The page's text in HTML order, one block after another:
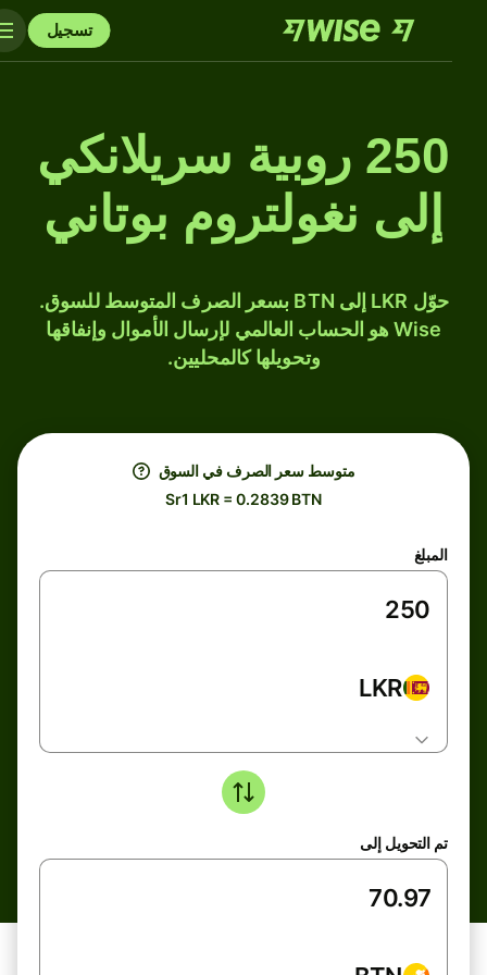
تسجيل
250 روبية سريلانكي
إلى نغولتروم بوتاني
حوّل LKR إلى BTN بسعر الصرف المتوسط للسوق.
Wise هو الحساب العالمي لإرسال الأموال وإنفاقها
وتحويلها كالمحليين.
متوسط ​​سعر الصرف في السوق
Sr1 LKR = 0.2839 BTN
المبلغ
LKR
تم التحويل إلى